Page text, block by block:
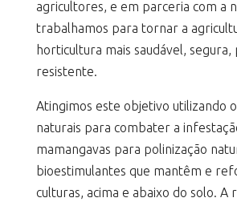
agricultores, e em parceria com a
trabalhamos para tornar a
horticultura mais saudável, segura,
resistente.
Atingimos este objetivo utilizando
naturais para combater a
mamangavas para polinização
bioestimulantes que mantêm e
culturas, acima e abaixo do solo. A